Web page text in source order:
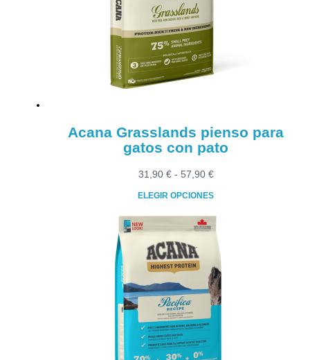
Acana Grasslands pienso para
gatos con pato
31,90 € - 57,90 €Rango
desde
31,90 €
hasta
57,90 €
ELEGIR OPCIONES
Este
producto
tiene
múltiples
variantes.
Las
opciones
se
pueden
elegir